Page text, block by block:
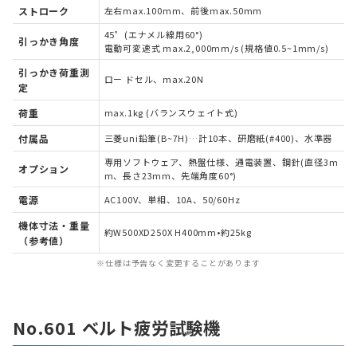
ストローク 左右max.100mm、前後max.50mm
引っかき角度
45゜(エナメル線用60°)
電動可変速式 max.2,000mm/s (規格値0.5~1mm/s)
引っかき荷重測
定
ロー ドセル、max.20N
荷重 max.1kg (バランスウェイト式)
付属品 三菱uni鉛筆(B~7H)…計10本、研磨紙(#400)、水準器
オプション
専用ソフトウェア、熱盤仕様、通電装置、鋼針(直径3m
m、長さ23mm、先端角度60°)
電源 AC100V、単相、10A、50/60Hz
機体寸法・重量
（参考値）
約W500XD250X H400mm•約25kg
※仕様は予告なく変更することがあります
No.601 ベルト疲労試験機